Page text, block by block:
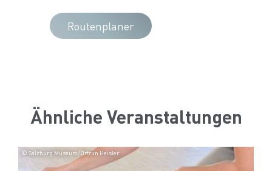
Routenplaner
Ähnliche Veranstaltungen
© Salzburg Museum/Ortrun Heisler